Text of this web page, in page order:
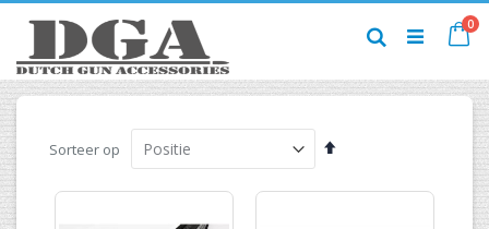
naar
de
inhoud
0
Zoek
Sorteer op
Van